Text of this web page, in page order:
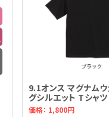
9.1オンス マグナムウ
グシルエット Tシャツ
価格： 1,800円